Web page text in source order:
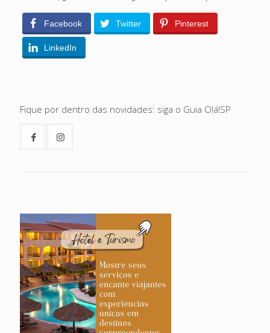
Facebook Twitter Pinterest
LinkedIn
Fique por dentro das novidades: siga o Guia Olá!SP